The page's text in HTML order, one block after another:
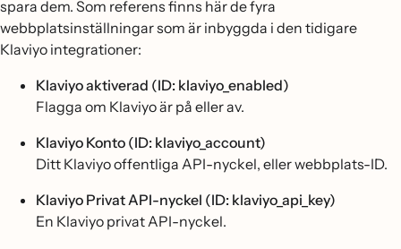
spara dem. Som referens finns här de fyra
webbplatsinställningar som är inbyggda i den tidigare
Klaviyo integrationer:
Klaviyo aktiverad (ID: klaviyo_enabled)
Flagga om Klaviyo är på eller av.
Klaviyo Konto (ID: klaviyo_account)
Ditt Klaviyo offentliga API-nyckel, eller webbplats-ID.
Klaviyo Privat API-nyckel (ID: klaviyo_api_key)
En Klaviyo privat API-nyckel.